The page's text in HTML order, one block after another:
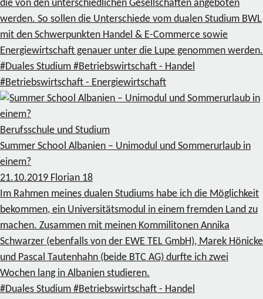
die von den unterschiedlichen Gesellschaften angeboten
werden. So sollen die Unterschiede vom dualen Studium BWL
mit den Schwerpunkten Handel & E-Commerce sowie
Energiewirtschaft genauer unter die Lupe genommen werden.
#Duales Studium #Betriebswirtschaft - Handel
#Betriebswirtschaft - Energiewirtschaft
Berufsschule und Studium
Summer School Albanien – Unimodul und Sommerurlaub in
einem?
21.10.2019 Florian 18
Im Rahmen meines dualen Studiums habe ich die Möglichkeit
bekommen, ein Universitätsmodul in einem fremden Land zu
machen. Zusammen mit meinen Kommilitonen Annika
Schwarzer (ebenfalls von der EWE TEL GmbH), Marek Hönicke
und Pascal Tautenhahn (beide BTC AG) durfte ich zwei
Wochen lang in Albanien studieren.
#Duales Studium #Betriebswirtschaft - Handel